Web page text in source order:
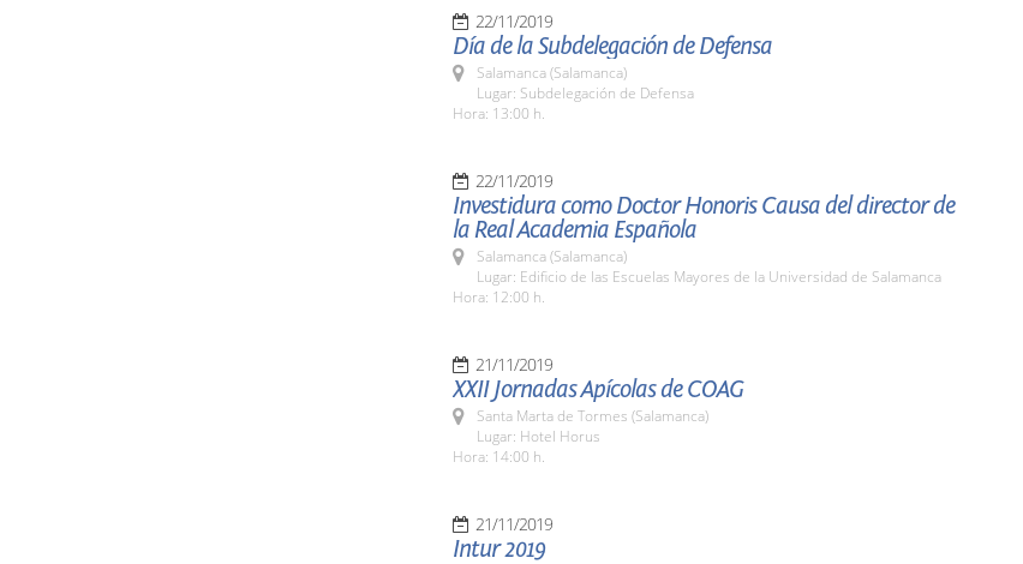
22/11/2019
Día de la Subdelegación de Defensa
Salamanca (Salamanca)
Lugar: Subdelegación de Defensa
Hora: 13:00 h.
22/11/2019
Investidura como Doctor Honoris Causa del director de
la Real Academia Española
Salamanca (Salamanca)
Lugar: Edificio de las Escuelas Mayores de la Universidad de Salamanca
Hora: 12:00 h.
21/11/2019
XXII Jornadas Apícolas de COAG
Santa Marta de Tormes (Salamanca)
Lugar: Hotel Horus
Hora: 14:00 h.
21/11/2019
Intur 2019